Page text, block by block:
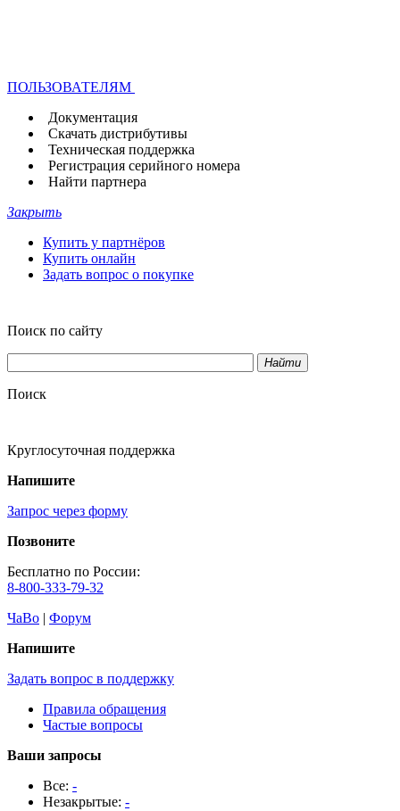
ПОЛЬЗОВАТЕЛЯМ
Документация
Скачать дистрибутивы
Техническая поддержка
Регистрация серийного номера
Найти партнера
Закрыть
Купить у партнёров
Купить онлайн
Задать вопрос о покупке
Поиск по сайту
Найти
Поиск
Круглосуточная поддержка
Напишите
Запрос через форму
Позвоните
Бесплатно по России:
8-800-333-79-32
ЧаВо | Форум
Напишите
Задать вопрос в поддержку
Правила обращения
Частые вопросы
Ваши запросы
Все: -
Незакрытые: -